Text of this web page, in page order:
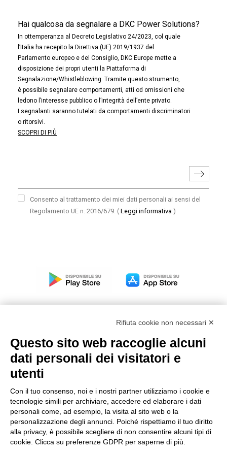
Hai qualcosa da segnalare a DKC Power Solutions?
In ottemperanza al Decreto Legislativo 24/2023, col quale
l’Italia ha recepito la Direttiva (UE) 2019/1937 del
Parlamento europeo e del Consiglio, DKC Europe mette a
disposizione dei propri utenti la Piattaforma di
Segnalazione/Whistleblowing. Tramite questo strumento,
è possibile segnalare comportamenti, atti od omissioni che
ledono l’interesse pubblico o l’integrità dell’ente privato.
I segnalanti saranno tutelati da comportamenti discriminatori
o ritorsivi.
SCOPRI DI PIÙ
Consento al trattamento dei miei dati personali ai sensi del
Regolamento UE n. 2016/679. ( Leggi informativa )
Modello organizzativo, gestione e controllo – D. lgs.
231/2001
Condizioni generali di vendita DKC Power Solutions
Condizioni generali di acquisto
Codice etico
Rifiuta cookie non necessari ✕
Questo sito web raccoglie alcuni
dati personali dei visitatori e
utenti
Con il tuo consenso, noi e i nostri partner utilizziamo i cookie e
tecnologie simili per archiviare, accedere ed elaborare i dati
personali come, ad esempio, la visita al sito web o la
personalizzazione degli annunci. Poiché rispettiamo il tuo diritto
alla privacy, è possibile scegliere di non consentire alcuni tipi di
cookie. Clicca su preferenze GDPR per saperne di più.